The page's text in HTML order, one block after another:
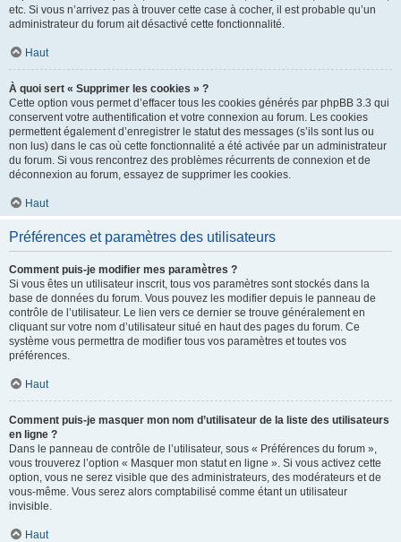
etc. Si vous n’arrivez pas à trouver cette case à cocher, il est probable qu’un
administrateur du forum ait désactivé cette fonctionnalité.
Haut
À quoi sert « Supprimer les cookies » ?
Cette option vous permet d’effacer tous les cookies générés par phpBB 3.3 qui
conservent votre authentification et votre connexion au forum. Les cookies
permettent également d’enregistrer le statut des messages (s’ils sont lus ou
non lus) dans le cas où cette fonctionnalité a été activée par un administrateur
du forum. Si vous rencontrez des problèmes récurrents de connexion et de
déconnexion au forum, essayez de supprimer les cookies.
Haut
Préférences et paramètres des utilisateurs
Comment puis-je modifier mes paramètres ?
Si vous êtes un utilisateur inscrit, tous vos paramètres sont stockés dans la
base de données du forum. Vous pouvez les modifier depuis le panneau de
contrôle de l’utilisateur. Le lien vers ce dernier se trouve généralement en
cliquant sur votre nom d’utilisateur situé en haut des pages du forum. Ce
système vous permettra de modifier tous vos paramètres et toutes vos
préférences.
Haut
Comment puis-je masquer mon nom d’utilisateur de la liste des utilisateurs
en ligne ?
Dans le panneau de contrôle de l’utilisateur, sous « Préférences du forum »,
vous trouverez l’option « Masquer mon statut en ligne ». Si vous activez cette
option, vous ne serez visible que des administrateurs, des modérateurs et de
vous-même. Vous serez alors comptabilisé comme étant un utilisateur
invisible.
Haut